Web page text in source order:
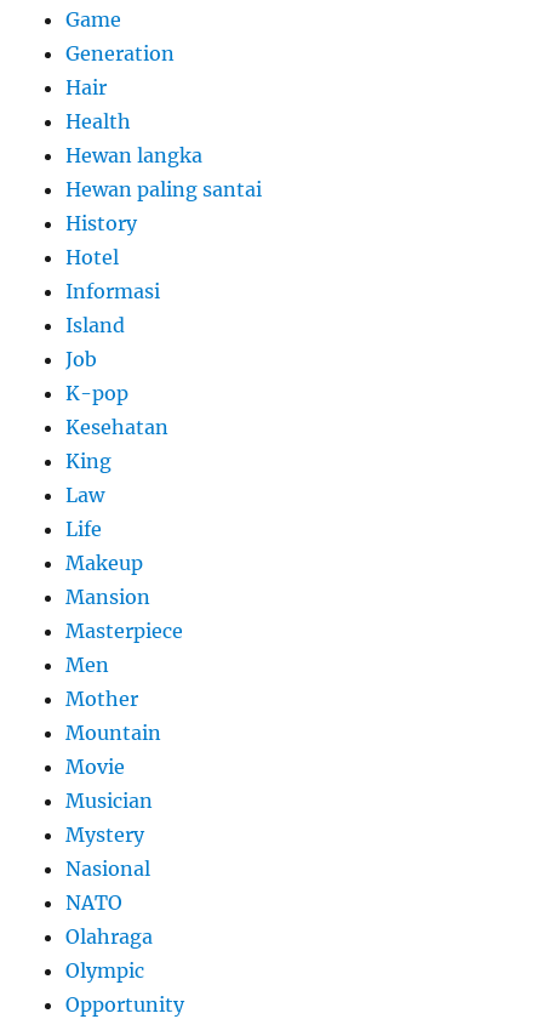
Game
Generation
Hair
Health
Hewan langka
Hewan paling santai
History
Hotel
Informasi
Island
Job
K-pop
Kesehatan
King
Law
Life
Makeup
Mansion
Masterpiece
Men
Mother
Mountain
Movie
Musician
Mystery
Nasional
NATO
Olahraga
Olympic
Opportunity